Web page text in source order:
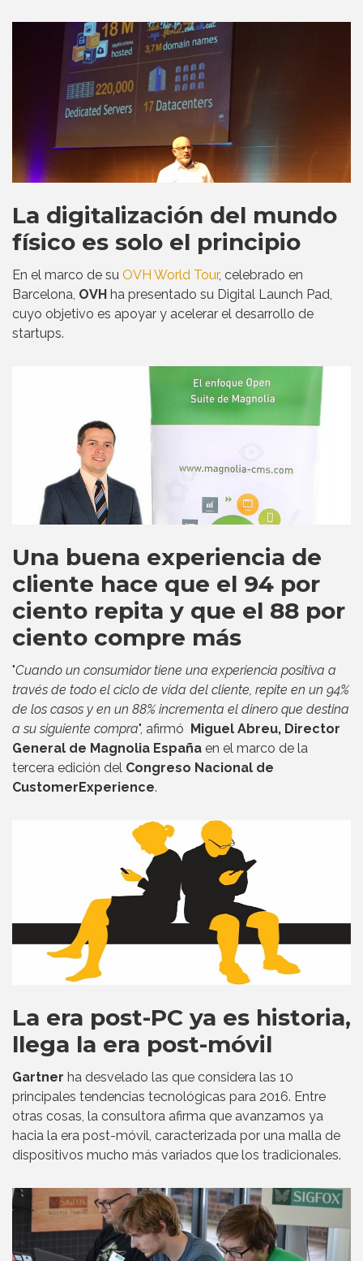
La digitalización del mundo
físico es solo el principio
En el marco de su OVH World Tour, celebrado en
Barcelona, OVH ha presentado su Digital Launch Pad,
cuyo objetivo es apoyar y acelerar el desarrollo de
startups.
Una buena experiencia de
cliente hace que el 94 por
ciento repita y que el 88 por
ciento compre más
"Cuando un consumidor tiene una experiencia positiva a
través de todo el ciclo de vida del cliente, repite en un 94%
de los casos y en un 88% incrementa el dinero que destina
a su siguiente compra", afirmó
Miguel Abreu, Director
General de Magnolia España en el marco de la
tercera edición del Congreso Nacional de
CustomerExperience.
La era post-PC ya es historia,
llega la era post-móvil
Gartner ha desvelado las que considera las 10
principales tendencias tecnológicas para 2016. Entre
otras cosas, la consultora afirma que avanzamos ya
hacia la era post-móvil, caracterizada por una malla de
dispositivos mucho más variados que los tradicionales.